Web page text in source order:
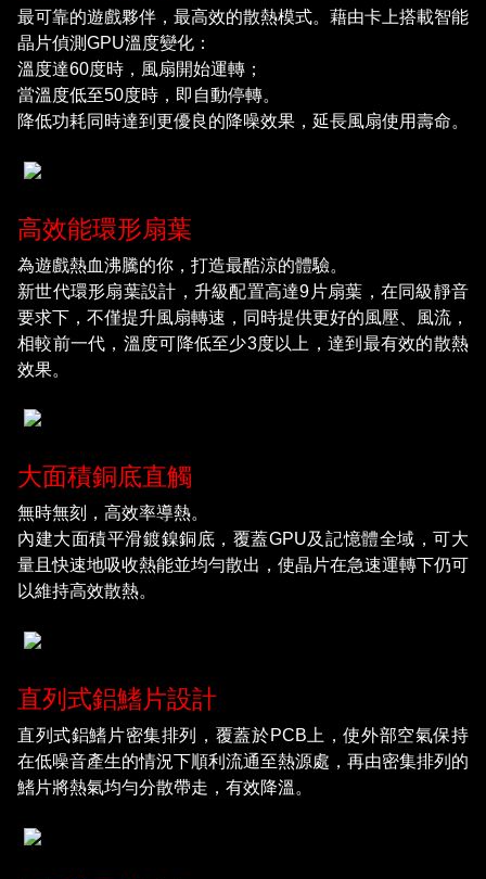
最可靠的遊戲夥伴，最高效的散熱模式。藉由卡上搭載智能
晶片偵測GPU溫度變化：
溫度達60度時，風扇開始運轉；
當溫度低至50度時，即自動停轉。
降低功耗同時達到更優良的降噪效果，延長風扇使用壽命。
高效能環形扇葉
為遊戲熱血沸騰的你，打造最酷涼的體驗。
新世代環形扇葉設計，升級配置高達9片扇葉，在同級靜音
要求下，不僅提升風扇轉速，同時提供更好的風壓、風流，
相較前一代，溫度可降低至少3度以上，達到最有效的散熱
效果。
大面積銅底直觸
無時無刻，高效率導熱。
內建大面積平滑鍍鎳銅底，覆蓋GPU及記憶體全域，可大
量且快速地吸收熱能並均勻散出，使晶片在急速運轉下仍可
以維持高效散熱。
直列式鋁鰭片設計
直列式鋁鰭片密集排列，覆蓋於PCB上，使外部空氣保持
在低噪音產生的情況下順利流通至熱源處，再由密集排列的
鰭片將熱氣均勻分散帶走，有效降溫。